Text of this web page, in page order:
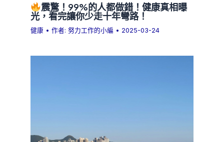
震驚！99%的人都做錯！健康真相曝
光，看完讓你少走十年彎路！
健康 • 作者:努力工作的小編 • 2025-03-24